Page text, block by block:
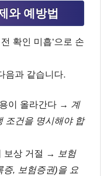
와 예방법
확인 미흡’으로 손
음과 같습니다.
이 올라간다 → 계
조건을 명시해야 합
보상 거절 → 보험
증, 보험증권)을 요